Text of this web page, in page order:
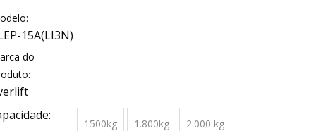
15A(LI3N)
do
1500kg 1.800kg 2.000 kg